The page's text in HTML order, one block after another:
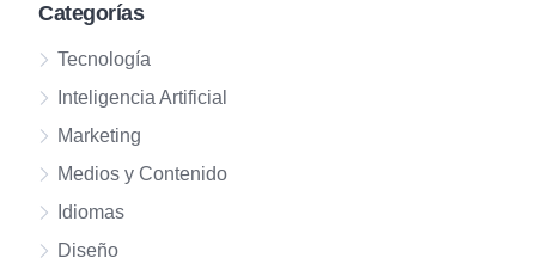
Categorías
Tecnología
Inteligencia Artificial
Marketing
Medios y Contenido
Idiomas
Diseño